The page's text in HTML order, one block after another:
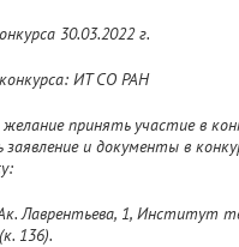
30.03.2022 г.
ИТ СО РАН
принять участие в
и документы в
Ак. Лаврентьева, 1, Институт
136).